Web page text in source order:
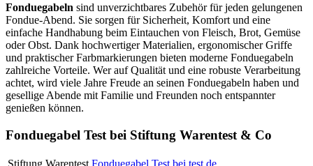
Fonduegabeln sind unverzichtbares Zubehör für jeden gelungenen
Fondue-Abend. Sie sorgen für Sicherheit, Komfort und eine
einfache Handhabung beim Eintauchen von Fleisch, Brot, Gemüse
oder Obst. Dank hochwertiger Materialien, ergonomischer Griffe
und praktischer Farbmarkierungen bieten moderne Fonduegabeln
zahlreiche Vorteile. Wer auf Qualität und eine robuste Verarbeitung
achtet, wird viele Jahre Freude an seinen Fonduegabeln haben und
gesellige Abende mit Familie und Freunden noch entspannter
genießen können.
Fonduegabel Test bei Stiftung Warentest & Co